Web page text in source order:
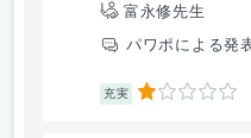
富永修先生
パワポによる発
充実 1